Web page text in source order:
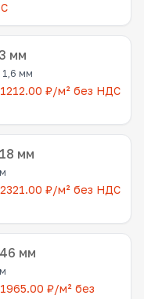
мм
1,6 мм
₽/м² без НДС
мм
₽/м² без НДС
мм
₽/м² без